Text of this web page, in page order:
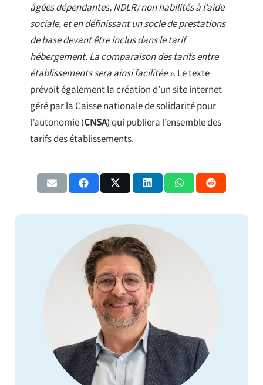
âgées dépendantes, NDLR) non habilités à l’aide
sociale, et en définissant un socle de prestations
de base devant être inclus dans le tarif
hébergement. La comparaison des tarifs entre
établissements sera ainsi facilitée ». Le texte
prévoit également la création d’un site internet
géré par la Caisse nationale de solidarité pour
l’autonomie (CNSA) qui publiera l’ensemble des
tarifs des établissements.